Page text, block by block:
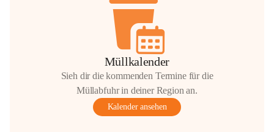
Müllkalender
Sieh dir die kommenden Termine für die
Müllabfuhr in deiner Region an.
Kalender ansehen